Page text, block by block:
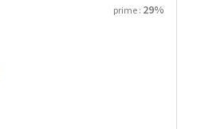
prime : 29%